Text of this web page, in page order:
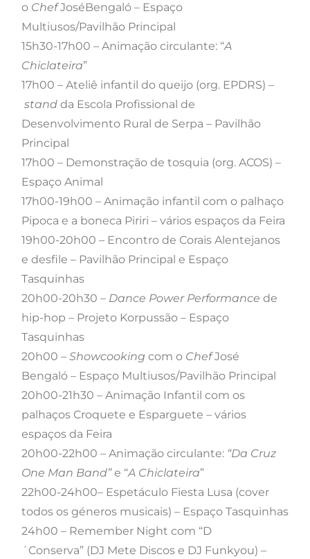
o ChefJoséBengaló – Espaço
Multiusos/Pavilhão Principal
15h30-17h00 – Animação circulante: “A
Chiclateira”
17h00 – Ateliê infantil do queijo (org. EPDRS) –
stand da Escola Profissional de
Desenvolvimento Rural de Serpa – Pavilhão
Principal
17h00 – Demonstração de tosquia (org. ACOS) –
Espaço Animal
17h00-19h00 – Animação infantil com o palhaço
Pipoca e a boneca Piriri – vários espaços da Feira
19h00-20h00 – Encontro de Corais Alentejanos
e desfile – Pavilhão Principal e Espaço
Tasquinhas
20h00-20h30 – Dance Power Performance de
hip-hop – Projeto Korpussão – Espaço
Tasquinhas
20h00 – Showcooking com o ChefJosé
Bengaló – Espaço Multiusos/Pavilhão Principal
20h00-21h30 – Animação Infantil com os
palhaços Croquete e Esparguete – vários
espaços da Feira
20h00-22h00 – Animação circulante: “Da Cruz
One Man Band”e “A Chiclateira”
22h00-24h00– Espetáculo Fiesta Lusa (cover
todos os géneros musicais) – Espaço Tasquinhas
24h00 – Remember Night com “D
´Conserva” (DJ Mete Discos e DJ Funkyou) –